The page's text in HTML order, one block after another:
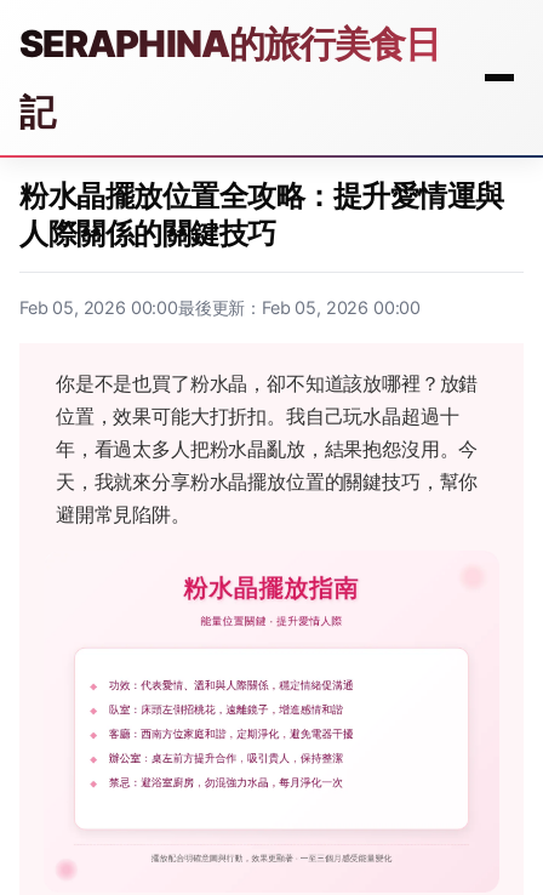
SERAPHINA的旅行美食日
記
粉水晶擺放位置全攻略：提升愛情運與
人際關係的關鍵技巧
Feb 05, 2026 00:00最後更新：Feb 05, 2026 00:00
你是不是也買了粉水晶，卻不知道該放哪裡？放錯
位置，效果可能大打折扣。我自己玩水晶超過十
年，看過太多人把粉水晶亂放，結果抱怨沒用。今
天，我就來分享粉水晶擺放位置的關鍵技巧，幫你
避開常見陷阱。